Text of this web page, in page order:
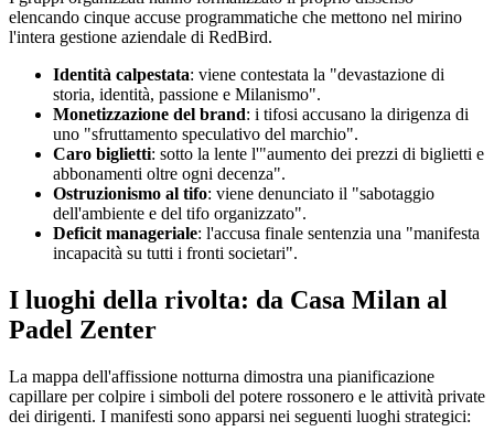
elencando cinque accuse programmatiche che mettono nel mirino
l'intera gestione aziendale di RedBird.
Identità calpestata: viene contestata la "devastazione di
storia, identità, passione e Milanismo".
Monetizzazione del brand: i tifosi accusano la dirigenza di
uno "sfruttamento speculativo del marchio".
Caro biglietti: sotto la lente l'"aumento dei prezzi di biglietti e
abbonamenti oltre ogni decenza".
Ostruzionismo al tifo: viene denunciato il "sabotaggio
dell'ambiente e del tifo organizzato".
Deficit manageriale: l'accusa finale sentenzia una "manifesta
incapacità su tutti i fronti societari".
I luoghi della rivolta: da Casa Milan al
Padel Zenter
La mappa dell'affissione notturna dimostra una pianificazione
capillare per colpire i simboli del potere rossonero e le attività private
dei dirigenti. I manifesti sono apparsi nei seguenti luoghi strategici: